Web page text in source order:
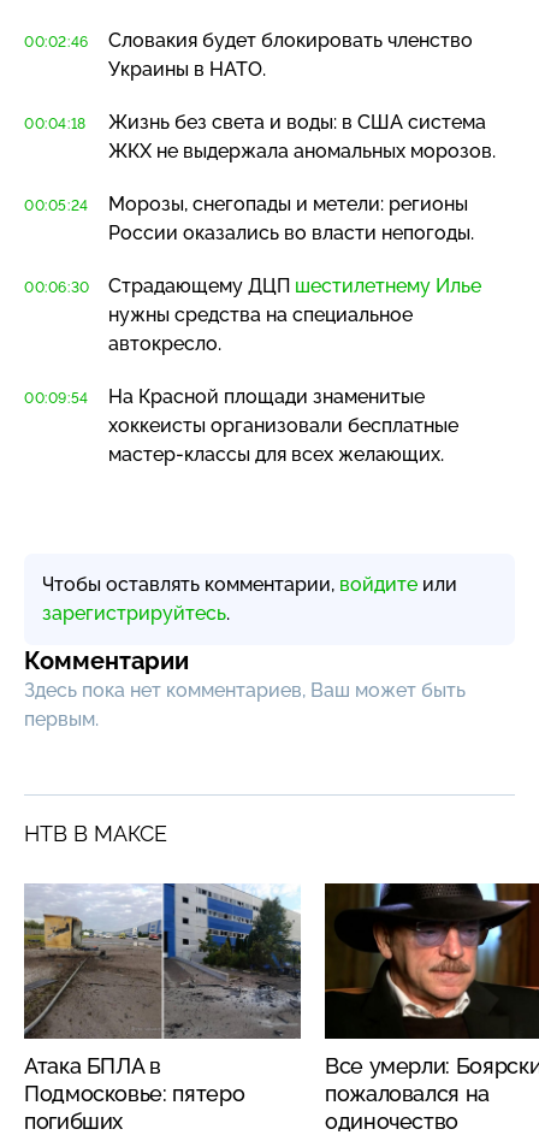
00:02:46
Словакия будет блокировать членство
Украины в НАТО.
00:04:18
Жизнь без света и воды: в США система
ЖКХ не выдержала аномальных морозов.
00:05:24
Морозы, снегопады и метели: регионы
России оказались во власти непогоды.
00:06:30 Страдающему ДЦП шестилетнему Илье
нужны средства на специальное
автокресло.
00:09:54
На Красной площади знаменитые
хоккеисты организовали бесплатные
мастер-классы для всех желающих.
Чтобы оставлять комментарии, войдите или
зарегистрируйтесь.
Комментарии
Здесь пока нет комментариев, Ваш может быть
первым.
НТВ В МАКСЕ
Атака БПЛА в
Подмосковье: пятеро
погибших
Все умерли:
пожаловался на
одиночество